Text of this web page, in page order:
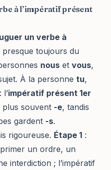
à l’impératif présent
un verbe à
presque toujours du
nous et vous,
À la personne tu,
impératif présent 1er
souvent -e, tandis
gardent -s.
rigoureuse. Étape 1 :
un ordre, un
interdiction ; l’impératif